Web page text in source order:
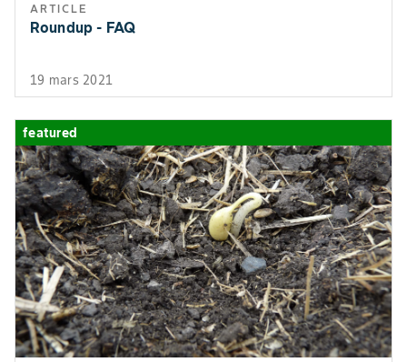
ARTICLE
Roundup - FAQ
19 mars 2021
featured